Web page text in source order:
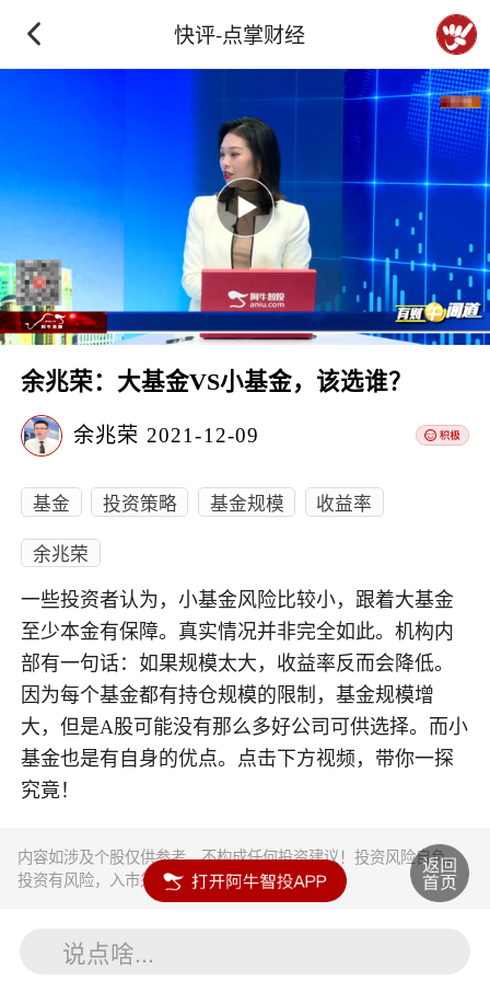
快评-点掌财经
余兆荣：大基金VS小基金，该选谁？
余兆荣 2021-12-09
基金 投资策略 基金规模
收益率
余兆荣
一些投资者认为，小基金风险比较小，跟着大基金
至少本金有保障。真实情况并非完全如此。机构内
部有一句话：如果规模太大，收益率反而会降低。
因为每个基金都有持仓规模的限制，基金规模增
大，但是A股可能没有那么多好公司可供选择。而小
基金也是有自身的优点。点击下方视频，带你一探
究竟！
内容如涉及个股仅供参考，不构成任何投资建议！投资风险自负。
投资有风险，入市须谨慎。
说点啥...